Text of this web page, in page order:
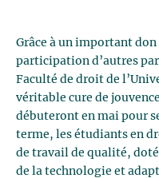
Grâce à un important don
participation d’autres
Faculté de droit de
véritable cure de
débuteront en mai pour
terme, les étudiants en
de travail de qualité,
de la technologie et